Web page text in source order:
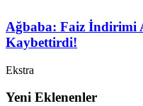
Ağbaba: Faiz İndirimi
Kaybettirdi!
Ekstra
Yeni Eklenenler